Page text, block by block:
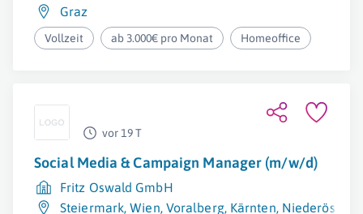
Graz
Vollzeit ab 3.000€ pro Monat Homeoffice
vor 19 T
Social Media & Campaign Manager (m/w/d)
Fritz Oswald GmbH
Steiermark,Wien, Voralberg, Kärnten,